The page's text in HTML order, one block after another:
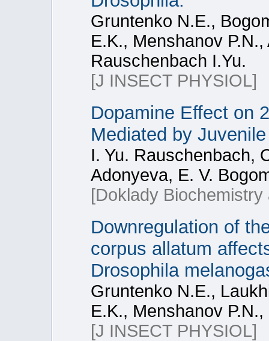
Gruntenko N.Е.,
E.K., Menshanov
Rauschenbach I.Yu.
[J INSECT PHYSIOL]
Dopamine Effect on
Mediated by
I. Yu. Rauschenbach,
Adonyeva, E. V.
[Doklady
Downregulation of
corpus allatum
Drosophila
Gruntenko N.Е.,
E.K., Menshanov
[J INSECT PHYSIOL]